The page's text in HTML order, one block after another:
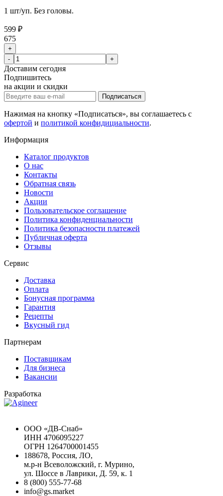
1 шт/уп. Без головы.
599 ₽
675
+
-
+
Доставим сегодня
Подпишитесь
на акции и скидки
Подписаться
Нажимая на кнопку «Подписаться», вы соглашаетесь с
офертой и политикой конфидициальности.
Информация
Каталог продуктов
О нас
Контакты
Обратная связь
Новости
Акции
Пользовательское соглашение
Политика конфиденциальности
Политика безопасности платежей
Публичная оферта
Отзывы
Сервис
Доставка
Оплата
Бонусная программа
Гарантия
Рецепты
Вкусный гид
Партнерам
Поставщикам
Для бизнеса
Вакансии
Разработка
ООО «ДВ-Снаб»
ИНН 4706095227
ОГРН 1264700001455
188678, Россия, ЛО,
м.р-н Всеволожский, г. Мурино,
ул. Шоссе в Лаврики, Д. 59, к. 1
8 (800) 555-77-68
info@gs.market